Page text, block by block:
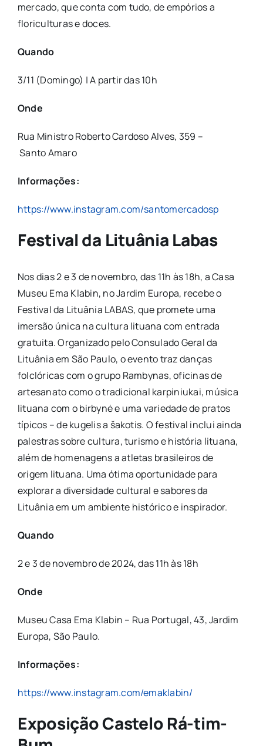
mercado, que conta com tudo, de empórios a
floriculturas e doces.
Quando
3/11 (Domingo) | A partir das 10h
Onde
Rua Ministro Roberto Cardoso Alves, 359 –
Santo Amaro
Informações:
https://www.instagram.com/santomercadosp
Festival da Lituânia Labas
Nos dias 2 e 3 de novembro, das 11h às 18h, a Casa
Museu Ema Klabin, no Jardim Europa, recebe o
Festival da Lituânia LABAS, que promete uma
imersão única na cultura lituana com entrada
gratuita. Organizado pelo Consulado Geral da
Lituânia em São Paulo, o evento traz danças
folclóricas com o grupo Rambynas, oficinas de
artesanato como o tradicional karpiniukai, música
lituana com o birbynė e uma variedade de pratos
típicos – de kugelis a šakotis. O festival inclui ainda
palestras sobre cultura, turismo e história lituana,
além de homenagens a atletas brasileiros de
origem lituana. Uma ótima oportunidade para
explorar a diversidade cultural e sabores da
Lituânia em um ambiente histórico e inspirador.
Quando
2 e 3 de novembro de 2024, das 11h às 18h
Onde
Museu Casa Ema Klabin – Rua Portugal, 43, Jardim
Europa, São Paulo.
Informações:
https://www.instagram.com/emaklabin/
Exposição Castelo Rá-tim-